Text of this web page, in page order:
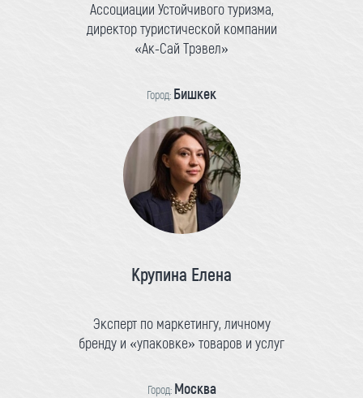
Ассоциации Устойчивого туризма,
директор туристической компании
«Ак-Сай Трэвел»
Город: Бишкек
Крупина Елена
Эксперт по маркетингу, личному
бренду и «упаковке» товаров и услуг
Город: Москва